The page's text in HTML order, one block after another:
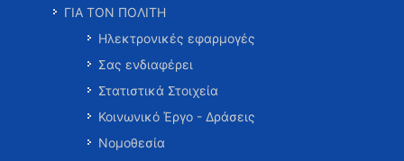
ΓΙΑ ΤΟΝ ΠΟΛΙΤΗ
Ηλεκτρονικές εφαρμογές
Σας ενδιαφέρει
Στατιστικά Στοιχεία
Κοινωνικό Έργο - Δράσεις
Νομοθεσία